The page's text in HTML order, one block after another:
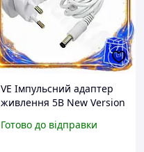
VE Імпульсний адаптер
живлення 5В New Version
для електроніки білий
Готово до відправки